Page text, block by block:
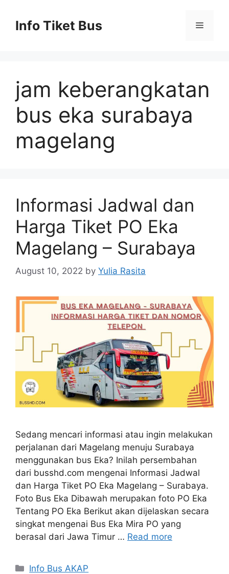
contentInfo Tiket Bus Menu
jam keberangkatan
bus eka surabaya
magelang
Informasi Jadwal dan
Harga Tiket PO Eka
Magelang – Surabaya
August 10, 2022 by Yulia Rasita
Sedang mencari informasi atau ingin melakukan
perjalanan dari Magelang menuju Surabaya
menggunakan bus Eka? Inilah persembahan
dari busshd.com mengenai Informasi Jadwal
dan Harga Tiket PO Eka Magelang – Surabaya.
Foto Bus Eka Dibawah merupakan foto PO Eka
Tentang PO Eka Berikut akan dijelaskan secara
singkat mengenai Bus Eka Mira PO yang
berasal dari Jawa Timur … Read more
Categories
Info Bus AKAP